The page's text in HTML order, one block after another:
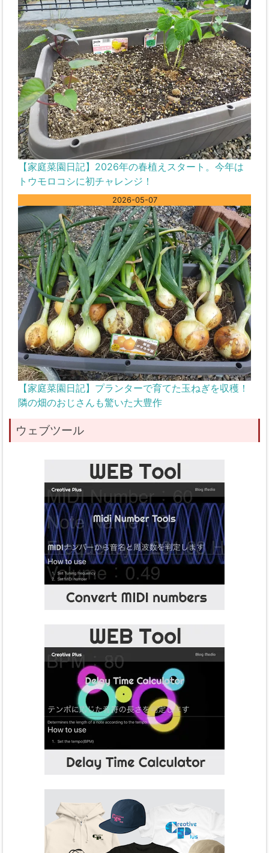
【家庭菜園日記】2026年の春植えスタート。今年は
トウモロコシに初チャレンジ！
2026-05-07
【家庭菜園日記】プランターで育てた玉ねぎを収穫！
隣の畑のおじさんも驚いた大豊作
ウェブツール